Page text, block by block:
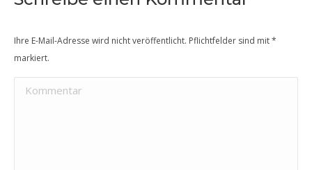
Ihre E-Mail-Adresse wird nicht veröffentlicht. Pflichtfelder sind mit*
markiert.
Kommentar